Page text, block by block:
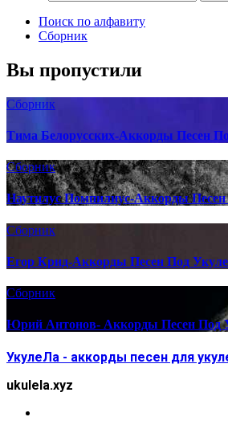
Поиск по алфавиту
Сборник
Вы пропустили
Сборник
Тима Белорусских-Аккорды Песен
Сборник
Наутилус Помпилиус-Аккорды
Сборник
Егор Крид-Аккорды Песен Под
Сборник
Юрий Антонов- Аккорды Песен Под
УкулеЛа - аккорды песен для
ukulela.xyz